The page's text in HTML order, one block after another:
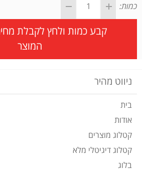
כמות:
קבע כמות ולחץ לקבלת
המוצר
ניווט מהיר
בית
אודות
קטלוג מוצרים
קטלוג דיגיטלי מלא
בלוג